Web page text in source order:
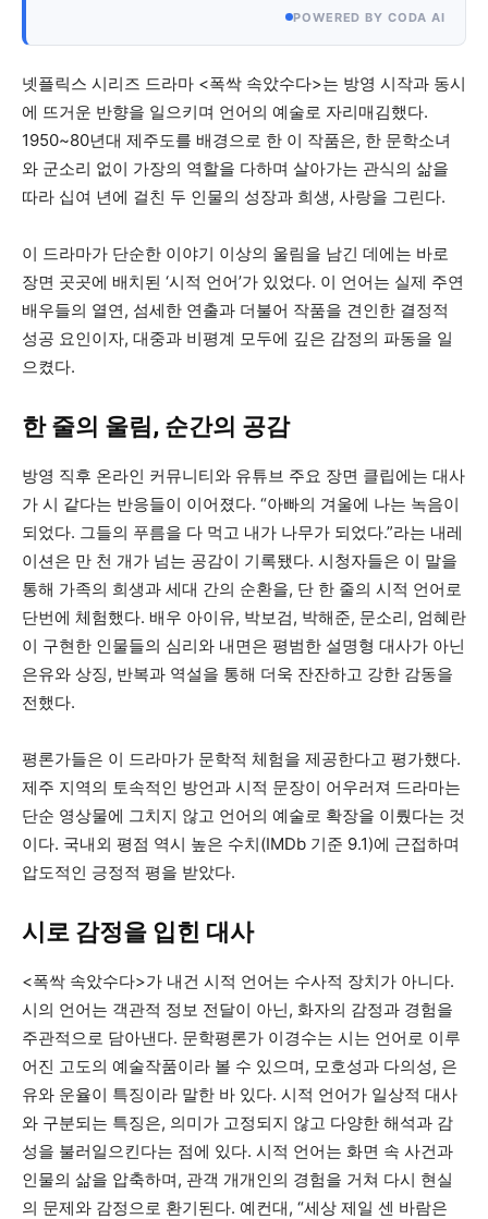
POWERED BY CODA AI
넷플릭스 시리즈 드라마 <폭싹 속았수다>는 방영 시작과 동시
에 뜨거운 반향을 일으키며 언어의 예술로 자리매김했다.
1950~80년대 제주도를 배경으로 한 이 작품은, 한 문학소녀
와 군소리 없이 가장의 역할을 다하며 살아가는 관식의 삶을
따라 십여 년에 걸친 두 인물의 성장과 희생, 사랑을 그린다.
이 드라마가 단순한 이야기 이상의 울림을 남긴 데에는 바로
장면 곳곳에 배치된 ‘시적 언어’가 있었다. 이 언어는 실제 주연
배우들의 열연, 섬세한 연출과 더불어 작품을 견인한 결정적
성공 요인이자, 대중과 비평계 모두에 깊은 감정의 파동을 일
으켰다.
한 줄의 울림, 순간의 공감
방영 직후 온라인 커뮤니티와 유튜브 주요 장면 클립에는 대사
가 시 같다는 반응들이 이어졌다. “아빠의 겨울에 나는 녹음이
되었다. 그들의 푸름을 다 먹고 내가 나무가 되었다.”라는 내레
이션은 만 천 개가 넘는 공감이 기록됐다. 시청자들은 이 말을
통해 가족의 희생과 세대 간의 순환을, 단 한 줄의 시적 언어로
단번에 체험했다. 배우 아이유, 박보검, 박해준, 문소리, 엄혜란
이 구현한 인물들의 심리와 내면은 평범한 설명형 대사가 아닌
은유와 상징, 반복과 역설을 통해 더욱 잔잔하고 강한 감동을
전했다.
평론가들은 이 드라마가 문학적 체험을 제공한다고 평가했다.
제주 지역의 토속적인 방언과 시적 문장이 어우러져 드라마는
단순 영상물에 그치지 않고 언어의 예술로 확장을 이뤘다는 것
이다. 국내외 평점 역시 높은 수치(IMDb 기준 9.1)에 근접하며
압도적인 긍정적 평을 받았다.
시로 감정을 입힌 대사
<폭싹 속았수다>가 내건 시적 언어는 수사적 장치가 아니다.
시의 언어는 객관적 정보 전달이 아닌, 화자의 감정과 경험을
주관적으로 담아낸다. 문학평론가 이경수는 시는 언어로 이루
어진 고도의 예술작품이라 볼 수 있으며, 모호성과 다의성, 은
유와 운율이 특징이라 말한 바 있다. 시적 언어가 일상적 대사
와 구분되는 특징은, 의미가 고정되지 않고 다양한 해석과 감
성을 불러일으킨다는 점에 있다. 시적 언어는 화면 속 사건과
인물의 삶을 압축하며, 관객 개개인의 경험을 거쳐 다시 현실
의 문제와 감정으로 환기된다. 예컨대, “세상 제일 센 바람은